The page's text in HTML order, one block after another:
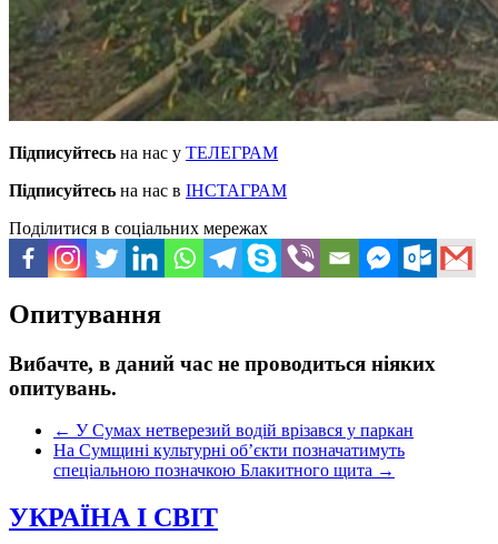
Підписуйтесь на нас у ТЕЛЕГРАМ
Підписуйтесь на нас в ІНСТАГРАМ
Поділитися в соціальних мережах
Опитування
Вибачте, в даний час не проводиться ніяких
опитувань.
← У Сумах нетверезий водій врізався у паркан
На Сумщині культурні об’єкти позначатимуть
спеціальною позначкою Блакитного щита →
УКРАЇНА І СВІТ